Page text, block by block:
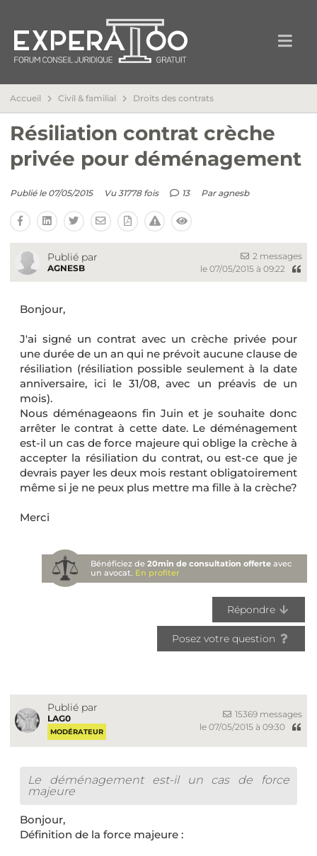
Accueil Civil & familial Droits des contrats
Résiliation contrat crèche
privée pour déménagement
Publié le 07/05/2015 Vu 31778 fois 13 Par agnesb
Publié par
AGNESB
2 messages
le 07/05/2015 à 09:22
Bonjour,
J'ai signé un contrat avec un crèche privée pour
une durée de un an qui ne prévoit aucune clause de
résiliation (résiliation possible seulement à la date
anniversaire, ici le 31/08, avec un préavis de un
mois).
Nous déménageaons fin Juin et je souhaite donc
arrêter le contrat à cette date. Le déménagement
est-il un cas de force majeure qui oblige la crèche à
accepter la résiliation du contrat, ou est-ce que je
devrais payer les deux mois restant obligatoirement
même si je ne peux plus mettre ma fille à la crèche?
Merci
Bénéficiez de20min de consultation offerte avec
un avocat. En profiter
Répondre
Posez votre question
Publié par
LAG0
MODÉRATEUR
15369 messages
le 07/05/2015 à 09:30
Le déménagement est-il un cas de force
majeure
Bonjour,
Définition de la force majeure :